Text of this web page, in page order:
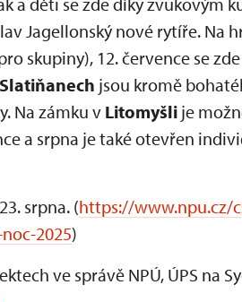
Jagellonský nové rytíře. Na
skupiny), 12. července se
Slatiňanech jsou kromě
Na zámku vLitomyšli je
a srpna je také otevřen
srpna. (https://www.npu.cz/
2025)
ve správě NPÚ, ÚPS na